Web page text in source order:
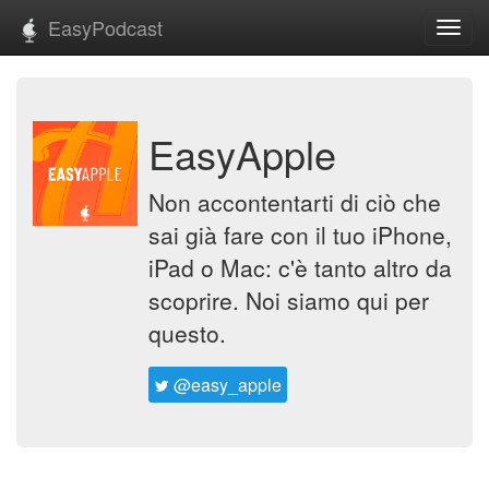
EasyPodcast
EasyApple
Non accontentarti di ciò che
sai già fare con il tuo iPhone,
iPad o Mac: c'è tanto altro da
scoprire. Noi siamo qui per
questo.
@easy_apple